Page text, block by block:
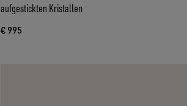
aufgestickten Kristallen
€ 995